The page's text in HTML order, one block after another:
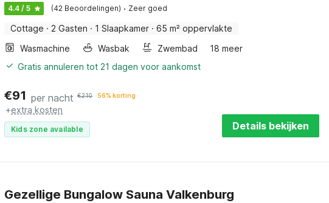
4.4 / 5 (42 Beoordelingen) · Zeer goed
Cottage · 2 Gasten · 1 Slaapkamer · 65 m² oppervlakte
Wasmachine
Wasbak Zwembad
18 meer
Gratis annuleren tot 21 dagen voor aankomst
€91 per nacht €210 56% korting
+extra kosten
Kids zone available Details bekijken
Gezellige Bungalow Sauna Valkenburg